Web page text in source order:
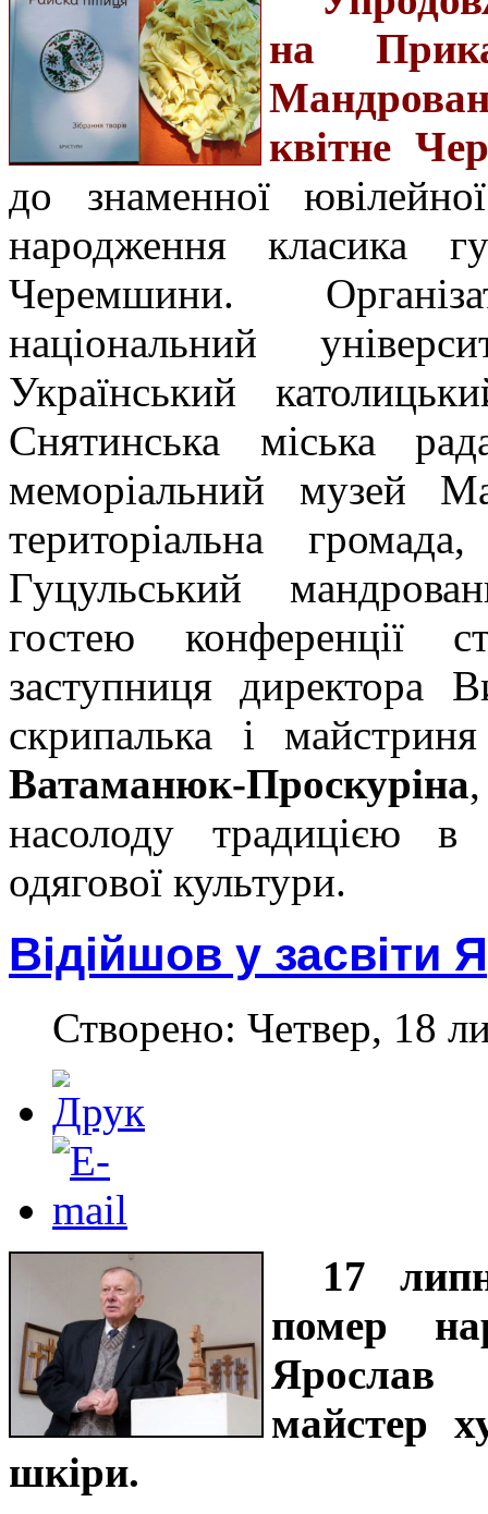
на
квітне
до знаменної
народження класика
Черемшини.
національний
Український
Снятинська міська
меморіальний музей
територіальна
Гуцульський
гостею конференції
заступниця директора
скрипалька і
Ватаманюк-Проскуріна
насолоду традицією в
одягової культури.
Відійшов у засвіти
Створено: Четвер, 18
17
помер
Ярослав
майстер
шкіри.